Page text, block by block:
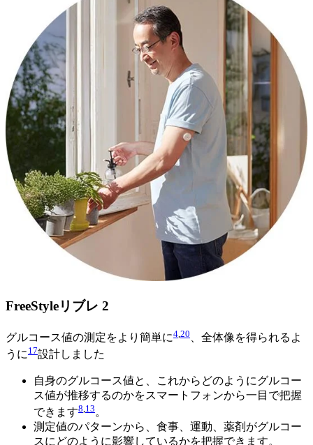
FreeStyleリブレ 2
グルコース値の測定をより簡単に4 20
、全体像を得られるよ
うに17設計しました
自身のグルコース値と、これからどのようにグルコー
ス値が推移するのかをスマートフォンから一目で把握
できます8 13 。
測定値のパターンから、食事、運動、薬剤がグルコー
スにどのように影響しているかを把握できます。